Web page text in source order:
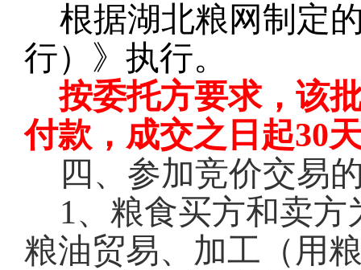
根据湖北粮网制定
行）》执行。
按委托方要求，该
付款，成交之日起30
四、参加竞价交易
1、粮食买方和卖
粮油贸易、加工（用